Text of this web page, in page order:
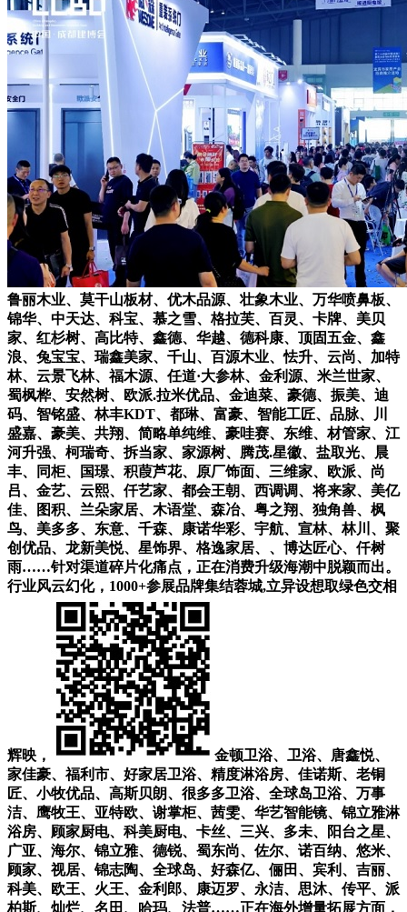
鲁丽木业、莫干山板材、优木品源、壮象木业、万华喷鼻板、
锦华、中天达、科宝、慕之雪、格拉芙、百灵、卡牌、美贝
家、红杉树、高比特、鑫德、华越、德科康、顶固五金、鑫
浪、兔宝宝、瑞鑫美家、千山、百源木业、怯升、云尚、加特
林、云景飞林、福木源、任道·大参林、金利源、米兰世家、
蜀枫桦、安然树、欧派.拉米优品、金迪菜、豪德、振美、迪
码、智铭盛、林丰KDT、都琳、富豪、智能工匠、品脉、川
盛嘉、豪美、共翔、简略单纯维、豪哇赛、东维、材管家、江
河升强、柯瑞奇、拆当家、家源树、腾茂.星徽、盐取光、晨
丰、同柜、国璟、积葭芦花、原厂饰面、三维家、欧派、尚
吕、金艺、云熙、仟艺家、都会王朝、西调调、将来家、美亿
佳、图积、兰朵家居、木语堂、森冶、粤之翔、独角兽、枫
鸟、美多多、东意、千森、康诺华彩、宇航、宣林、林川、聚
创优品、龙新美悦、星饰界、格逸家居、、博达匠心、仟树
雨……针对渠道碎片化痛点，正在消费升级海潮中脱颖而出。
行业风云幻化，1000+参展品牌集结蓉城,立异设想取绿色交相
辉映，
金顿卫浴、卫浴、唐鑫悦、
家佳豪、福利市、好家居卫浴、精度淋浴房、佳诺斯、老铜
匠、小牧优品、高斯贝朗、很多多卫浴、全球岛卫浴、万事
洁、鹰牧王、亚特欧、谢掌柜、茜雯、华艺智能镜、锦立雅淋
浴房、顾家厨电、科美厨电、卡丝、三兴、多未、阳台之星、
广亚、海尔、锦立雅、德锐、蜀东尚、佐尔、诺百纳、悠米、
顾家、视居、锦志陶、全球岛、好森亿、俪田、宾利、吉丽、
科美、欧王、火王、金利郎、康迈罗、永洁、思沐、传平、派
柏斯、灿烂、名田、哈玛、法普……正在海外增量拓展方面，